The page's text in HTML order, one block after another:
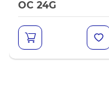
OC 24G